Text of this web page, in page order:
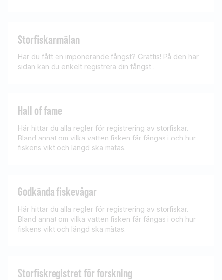
Storfiskanmälan
Har du fått en imponerande fångst? Grattis! På den här
sidan kan du enkelt registrera din fångst .
Hall of fame
Här hittar du alla regler för registrering av storfiskar.
Bland annat om vilka vatten fisken får fångas i och hur
fiskens vikt och längd ska mätas.
Godkända fiskevågar
Här hittar du alla regler för registrering av storfiskar.
Bland annat om vilka vatten fisken får fångas i och hur
fiskens vikt och längd ska mätas.
Storfiskregistret för forskning